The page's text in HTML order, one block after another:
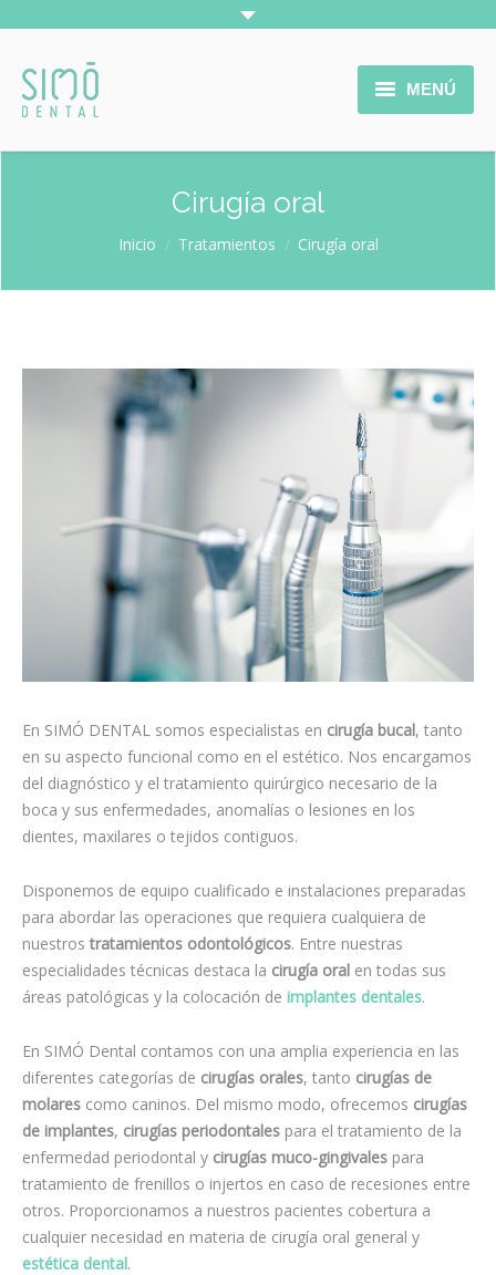
MENÚ
INICIO
LA CLÍNICA
SERVICIOS
CONTACTO
Cirugía oral
Inicio Tratamientos Cirugía oral
En SIMÓ DENTAL somos especialistas en cirugía bucal, tanto
en su aspecto funcional como en el estético. Nos encargamos
del diagnóstico y el tratamiento quirúrgico necesario de la
boca y sus enfermedades, anomalías o lesiones en los
dientes, maxilares o tejidos contiguos.
Disponemos de equipo cualificado e instalaciones preparadas
para abordar las operaciones que requiera cualquiera de
nuestrostratamientos odontológicos. Entre nuestras
especialidades técnicas destaca la cirugía oral en todas sus
áreas patológicas y la colocación de implantes dentales.
En SIMÓ Dental contamos con una amplia experiencia en las
diferentes categorías de cirugías orales, tanto cirugías de
molares como caninos. Del mismo modo, ofrecemos cirugías
de implantes, cirugías periodontales para el tratamiento de la
enfermedad periodontal y cirugías muco-gingivales para
tratamiento de frenillos o injertos en caso de recesiones entre
otros. Proporcionamos a nuestros pacientes cobertura a
cualquier necesidad en materia de cirugía oral general y
estética dental.